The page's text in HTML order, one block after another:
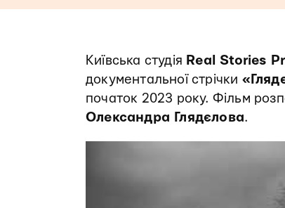
Київська студія Real Stories
документальної стрічки
початок 2023 року. Фільм
Олександра Глядєлова.